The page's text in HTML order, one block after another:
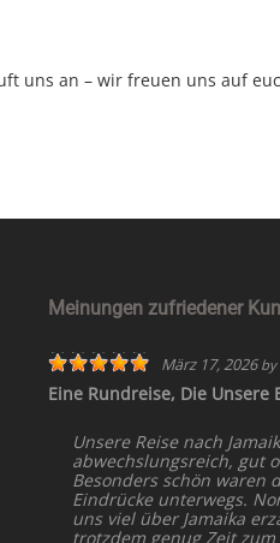
uns an – wir freuen uns auf
Meinungen zufriedener
März 17, 2026by
Eine Rundreise, Die
Unsere Reise nach
abwechslungsreich, gut
Besonders schön waren
Eindrücke unterwegs.
uns viel über Jamaika
trotzdem genug Zeit